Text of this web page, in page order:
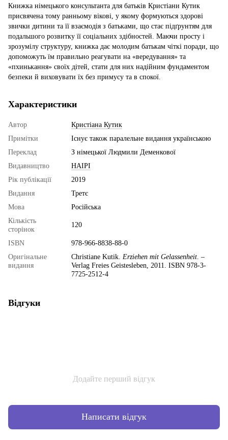
Книжка німецького консультанта для батьків Кристіани Кутик
присвячена тому ранньому вікові, у якому формуються здорові
звички дитини та її взаємодія з батьками, що стає підґрунтям для
подальшого розвитку її соціальних здібностей. Маючи просту і
зрозумілу структуру, книжка дає молодим батькам чіткі поради, що
допоможуть їм правильно реагувати на «вередування» та
«пхинькання» своїх дітей, стати для них надійним фундаментом
безпеки й виховувати їх без примусу та в спокої.
Характеристики
Автор
Кристіана Кутик
Примітки
Існує також паралельне видання українською
Переклад
З німецької Людмили Деменкової
Видавництво
НАІРІ
Рік публікації
2019
Видання
Третє
Мова
Російська
Кількість
сторінок
120
ISBN
978-966-8838-88-0
Оригінальне
видання
Christiane Kutik. Erziehen mit Gelassenheit . –
Verlag Freies Geistesleben, 2011. ISBN 978-3-
7725-2512-4
Відгуки
Додайте перший відгук
Написати відгук